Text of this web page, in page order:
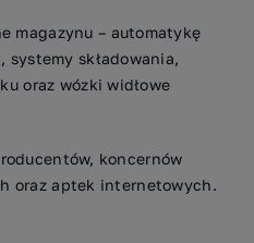
magazynu – automatykę
systemy składowania,
oraz wózki widłowe
koncernów
oraz aptek internetowych.